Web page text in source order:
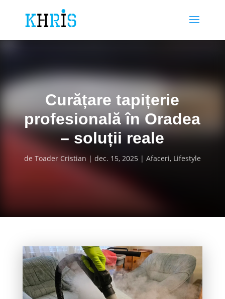
Curățare tapițerie
profesională în Oradea
– soluții reale
de Toader Cristian dec. 15, 2025 Afaceri, Lifestyle